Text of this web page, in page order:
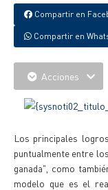
Compartir en
Compartir en
Acciones
Los principales
puntualmente entre
ganada", como
modelo que es el